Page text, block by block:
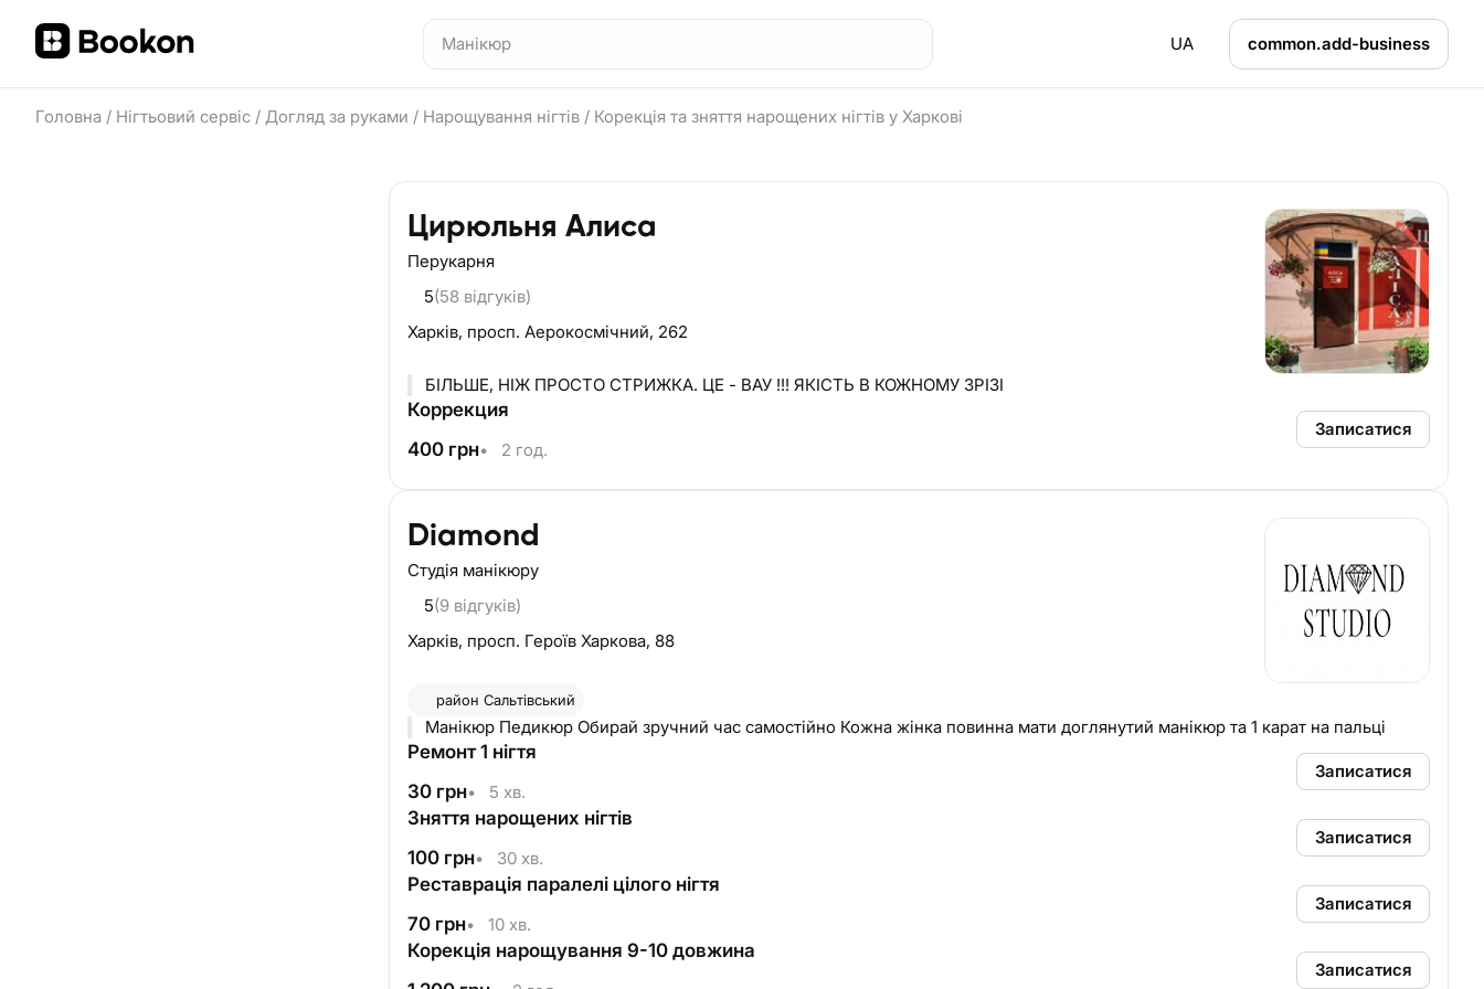
UA common.add-business
Головна / Нігтьовий сервіс / Догляд за руками / Нарощування нігтів / Корекція та зняття нарощених нігтів у Харкові
Цирюльня Алиса
Перукарня
5(58 відгуків)
Харків, просп. Аерокосмічний, 262
БІЛЬШЕ, НІЖ ПРОСТО СТРИЖКА. ЦЕ - ВАУ !!! ЯКІСТЬ В КОЖНОМУ ЗРІЗІ
Коррекция
400 грн• 2 год.
Записатися
Diamond
Студія манікюру
5(9 відгуків)
Харків, просп. Героїв Харкова, 88
район Сальтівський
Манікюр Педикюр Обирай зручний час самостійно Кожна жінка повинна мати доглянутий манікюр та 1 карат на пальці
Ремонт 1 нігтя
30 грн• 5 хв.
Записатися
Зняття нарощених нігтів
100 грн• 30 хв.
Записатися
Реставрація паралелі цілого нігтя
70 грн• 10 хв.
Записатися
Корекція нарощування 9-10 довжина
Записатися